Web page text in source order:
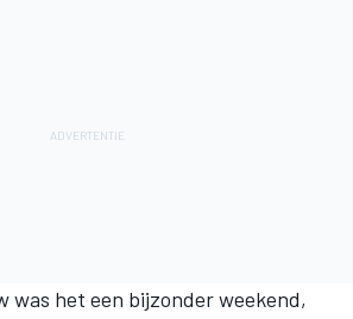
was het een bijzonder weekend,